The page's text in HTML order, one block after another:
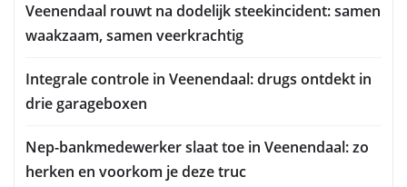
Veenendaal rouwt na dodelijk steekincident: samen
waakzaam, samen veerkrachtig
Integrale controle in Veenendaal: drugs ontdekt in
drie garageboxen
Nep-bankmedewerker slaat toe in Veenendaal: zo
herken en voorkom je deze truc